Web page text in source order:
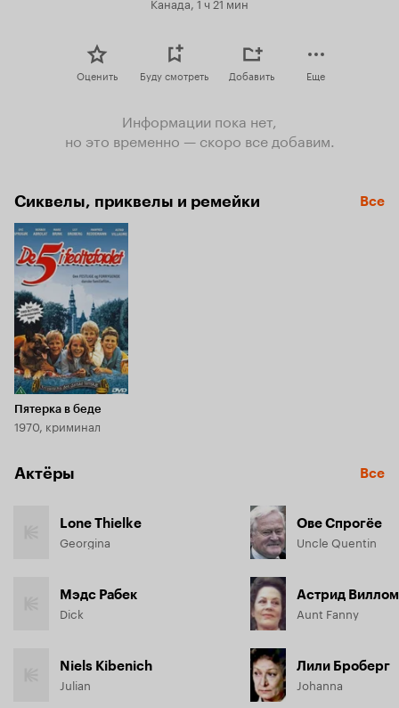
Оценить Буду смотреть Добавить Еще
Информации пока нет,
но это временно — скоро все добавим.
Сиквелы, приквелы и ремейки Все
Пятерка в беде
1970, криминал
Актёры Все
Lone Thielke
Georgina
Мэдс Рабек
Dick
Niels Kibenich
Julian
Ове Спрогёе
Uncle Quentin
Астрид Виллом
Aunt Fanny
Лили Броберг
Johanna